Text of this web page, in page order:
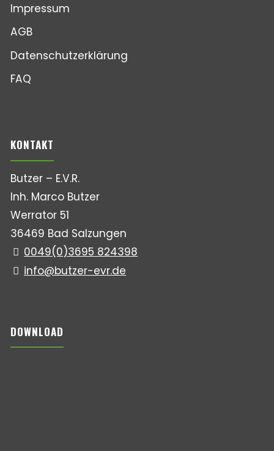
Impressum
AGB
Datenschutzerklärung
FAQ
KONTAKT
Butzer – E.V.R.
Inh. Marco Butzer
Werrator 51
36469 Bad Salzungen
0049(0)3695 824398
info@butzer-evr.de
DOWNLOAD